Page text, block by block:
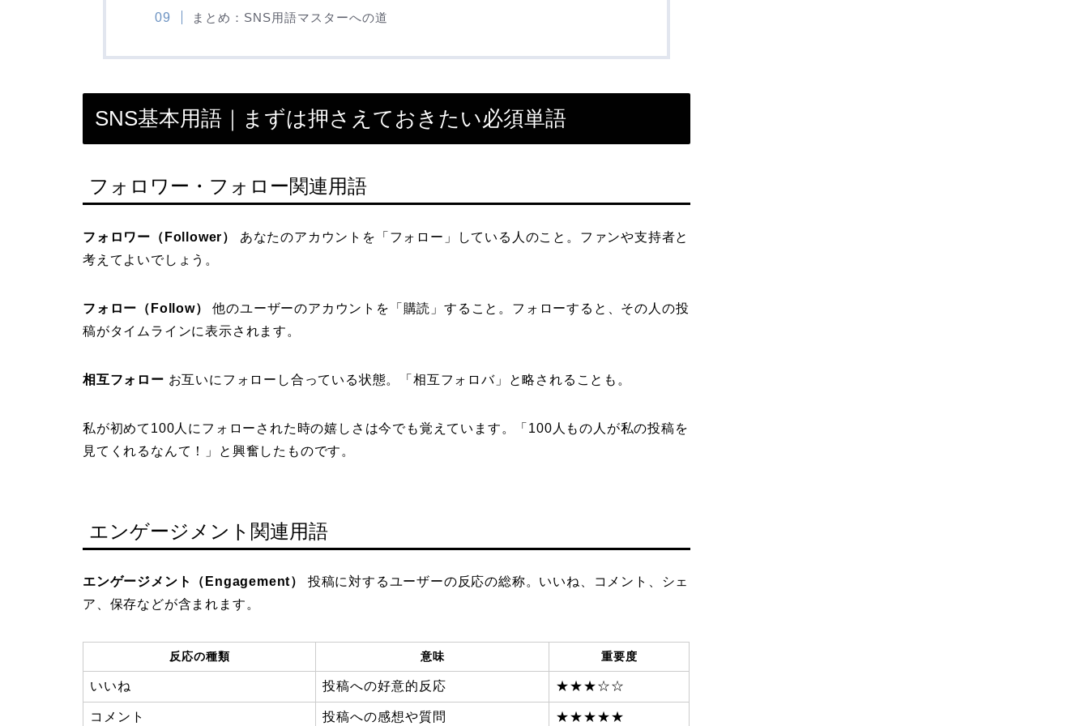
まとめ：SNS用語マスターへの道
SNS基本用語｜まずは押さえておきたい必須単語
フォロワー・フォロー関連用語
フォロワー（Follower）
あなたのアカウントを「フォロー」している人のこと。ファンや支持者と
考えてよいでしょう。
フォロー（Follow）
他のユーザーのアカウントを「購読」すること。フォローすると、その人の投
稿がタイムラインに表示されます。
相互フォロー お互いにフォローし合っている状態。「相互フォロバ」と略されることも。
私が初めて100人にフォローされた時の嬉しさは今でも覚えています。「100人もの人が私の投稿を
見てくれるなんて！」と興奮したものです。
エンゲージメント関連用語
エンゲージメント（Engagement）
投稿に対するユーザーの反応の総称。いいね、コメント、シェ
ア、保存などが含まれます。
反応の種類 意味 重要度
いいね 投稿への好意的反応 ★★★☆☆
コメント 投稿への感想や質問 ★★★★★